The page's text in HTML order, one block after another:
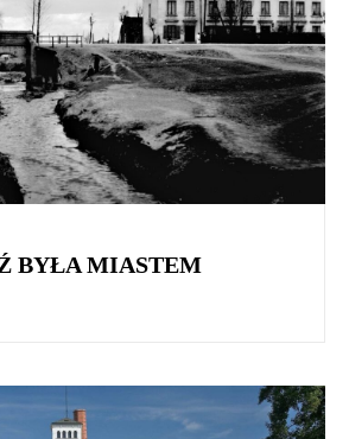
BYŁA MIASTEM